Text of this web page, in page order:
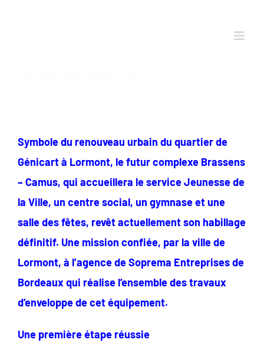
Symbole du renouveau urbain du quartier de
Génicart à Lormont, le futur complexe Brassens
– Camus, qui accueillera le service Jeunesse de
la Ville, un centre social, un gymnase et une
salle des fêtes, revêt actuellement son habillage
définitif. Une mission confiée, par la ville de
Lormont, à l’agence de Soprema Entreprises de
Bordeaux qui réalise l’ensemble des travaux
d’enveloppe de cet équipement.
Une première étape réussie